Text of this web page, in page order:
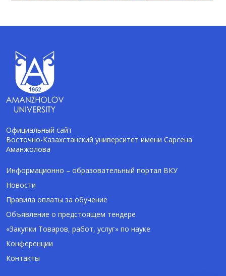
Официальный сайт
Восточно-Казахстанский университет имени Сарсена
Аманжолова
Информационно – образовательный портал ВКУ
Новости
Правила оплаты за обучение
Объявление о предстоящем тендере
«Закупки Товаров, работ, услуг» по науке
Конференции
Контакты
Помощник Amanzholov University
Здравствуйте! Я AI-Talapker — помощник
ВКУ им. Сарсена Аманжолова (ВКУ). Отвечу
на вопросы о поступлении в бакалавриат,